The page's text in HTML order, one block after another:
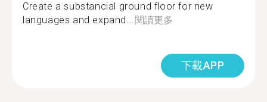
Create a substancial ground floor for new
languages and expand...閱讀更多
下載APP